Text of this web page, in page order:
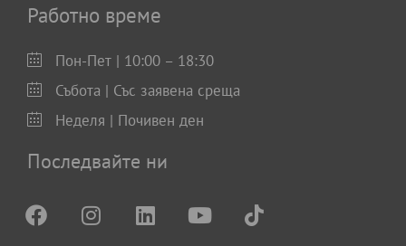
Работно време
Пон-Пет | 10:00 – 18:30
Събота | Със заявена среща
Неделя | Почивен ден
Последвайте ни